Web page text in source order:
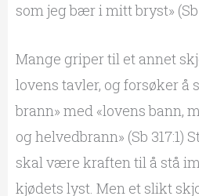
som jeg bær i mitt bryst» (Sb
Mange griper til et annet
lovens tavler, og forsøker å
brann» med «lovens bann,
og helvedbrann» (Sb 317:1)
skal være kraften til å stå
kjødets lyst. Men et slikt